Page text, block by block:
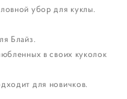
убор для куклы.
Блайз.
в своих куколок
для новичков.